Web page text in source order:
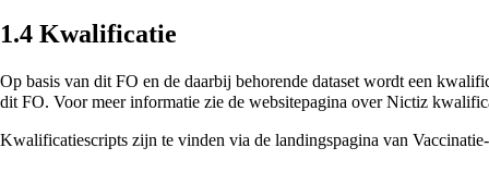
1.4 Kwalificatie
Op basis van dit FO en de daarbij behorende dataset wordt een
dit FO. Voor meer informatie zie de websitepagina overNictiz
Kwalificatiescripts zijn te vinden via de landingspagina van